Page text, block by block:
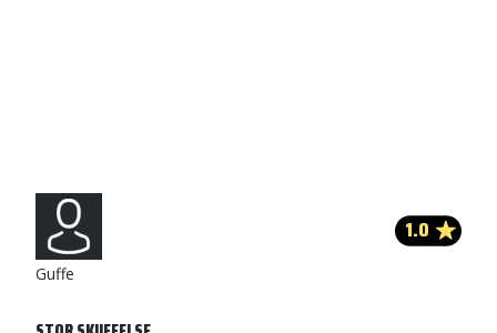
Guffe
1.0